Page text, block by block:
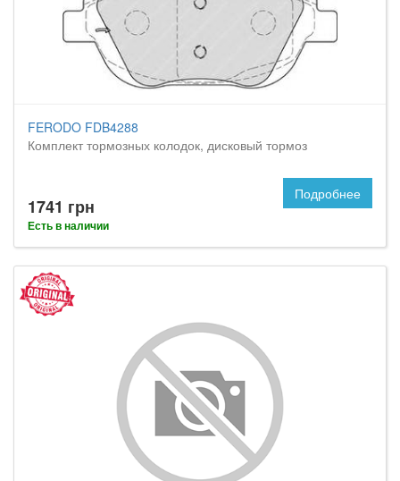
FERODO FDB4288
Комплект тормозных колодок, дисковый тормоз
1741 грн
Есть в наличии
Подробнее